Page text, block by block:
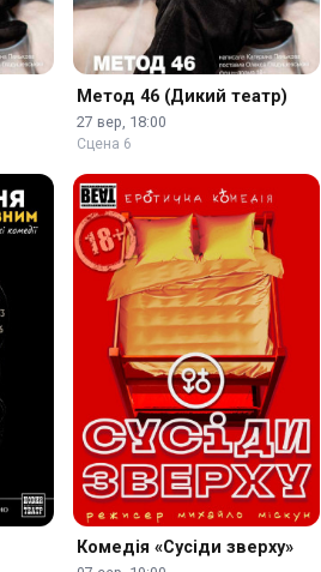
Метод 46 (Дикий театр)
27 вер, 18:00
Сцена 6
Комедія «Сусіди зверху»